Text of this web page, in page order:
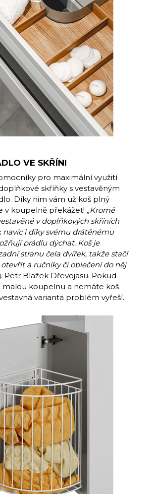
VE SKŘÍNI
pro maximální využití
skříňky s vestavěným
Díky nim vám už koš plný
v koupelně překážet! „Kromě
v doplňkových skříních
navíc i díky svému drátěnému
prádlu dýchat. Koš je
stranu čela dvířek, takže stačí
a ručníky či oblečení do něj
Petr Blažek Dřevojasu. Pokud
malou koupelnu a nemáte koš
varianta problém vyřeší.